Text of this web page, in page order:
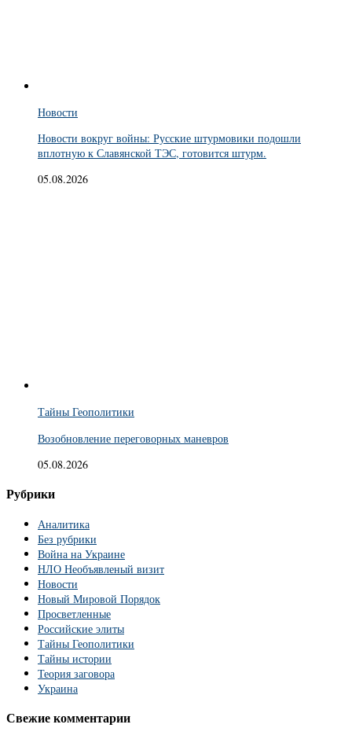
Новости
Новости вокруг войны: Русские штурмовики подошли
вплотную к Славянской ТЭС, готовится штурм.
05.08.2026
Тайны Геополитики
Возобновление переговорных маневров
05.08.2026
Рубрики
Аналитика
Без рубрики
Война на Украине
НЛО Необъявленый визит
Новости
Новый Мировой Порядок
Просветленные
Российские элиты
Тайны Геополитики
Тайны истории
Теория заговора
Украина
Свежие комментарии